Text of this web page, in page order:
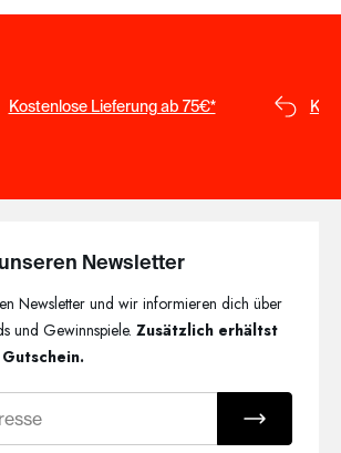
Kostenlose Lieferung ab 75€*
Newsletter
Newsletter und wir informieren dich über
und Gewinnspiele.Zusätzlich erhältst